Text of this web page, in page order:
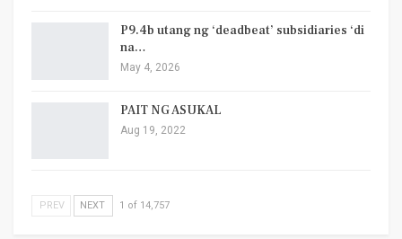
P9.4b utang ng ‘deadbeat’ subsidiaries ‘di
na…
May 4, 2026
PAIT NG ASUKAL
Aug 19, 2022
PREV NEXT 1 of 14,757